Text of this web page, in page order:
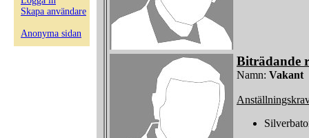
Skapa användare
Anonyma sidan
Biträdande
Namn: Vakant